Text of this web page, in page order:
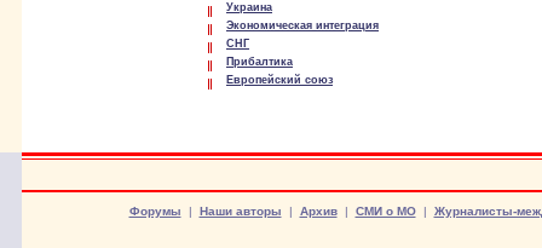
Украина
Экономическая интеграция
СНГ
Прибалтика
Европейский союз
Форумы | Наши авторы | Архив| СМИ о МО| Журналисты-